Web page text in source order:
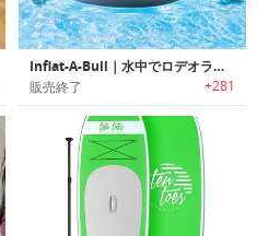
Inflat-A-Bull｜水中でロデオライドが楽しめるプールトイ「インフラッタブル」
販売終了 +281